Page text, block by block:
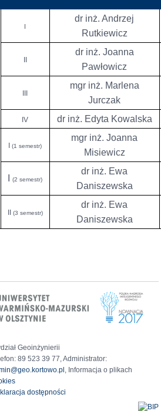
dr inż. Andrzej
Rutkiewicz
dr inż. Joanna
Pawłowicz
mgr inż. Marlena
Jurczak
IV dr inż. Edyta Kowalska
I(1 semestr)
mgr inż. Joanna
Misiewicz
I(2 semestr)
dr inż. Ewa
Daniszewska
(3 semestr)
dr inż. Ewa
Daniszewska
Geoinżynierii
89 523 39 77, Administrator:
, Informacja o plikach
dostępności